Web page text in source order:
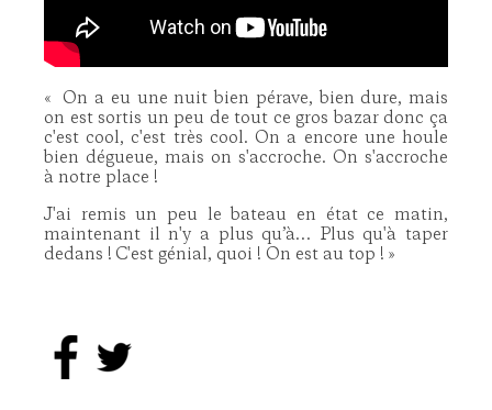
« On a eu une nuit bien pérave, bien dure, mais
on est sortis un peu de tout ce gros bazar donc ça
c'est cool, c'est très cool. On a encore une houle
bien dégueue, mais on s'accroche. On s'accroche
à notre place !
J'ai remis un peu le bateau en état ce matin,
maintenant il n'y a plus qu’à… Plus qu'à taper
dedans ! C'est génial, quoi ! On est au top ! »